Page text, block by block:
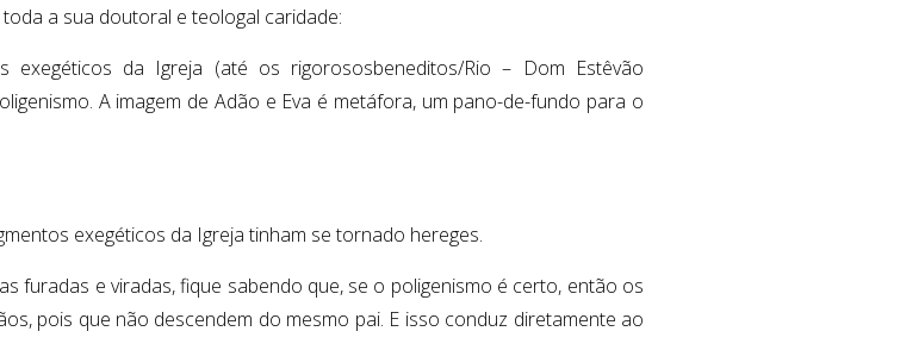
a sua doutoral e teologal caridade:
exegéticos da Igreja (até os rigorososbeneditos/Rio – Dom Estêvão
A imagem de Adão e Eva é metáfora, um pano-de-fundo para o
exegéticos da Igreja tinham se tornado hereges.
furadas e viradas, fique sabendo que, se o poligenismo é certo, então os
pois que não descendem do mesmo pai. E isso conduz diretamente ao